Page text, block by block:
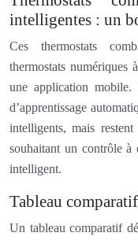
intelligentes : un
Ces thermostats
thermostats
une application mobile.
d’apprentissage
intelligents, mais
souhaitant un contrôle à
intelligent.
Tableau
Un tableau comparatif